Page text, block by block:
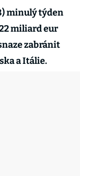
minulý týden
miliard eur
zabránit
a Itálie.